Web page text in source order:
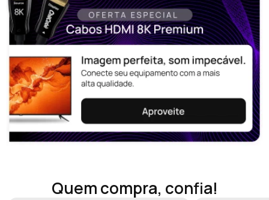
Quem compra, confia!